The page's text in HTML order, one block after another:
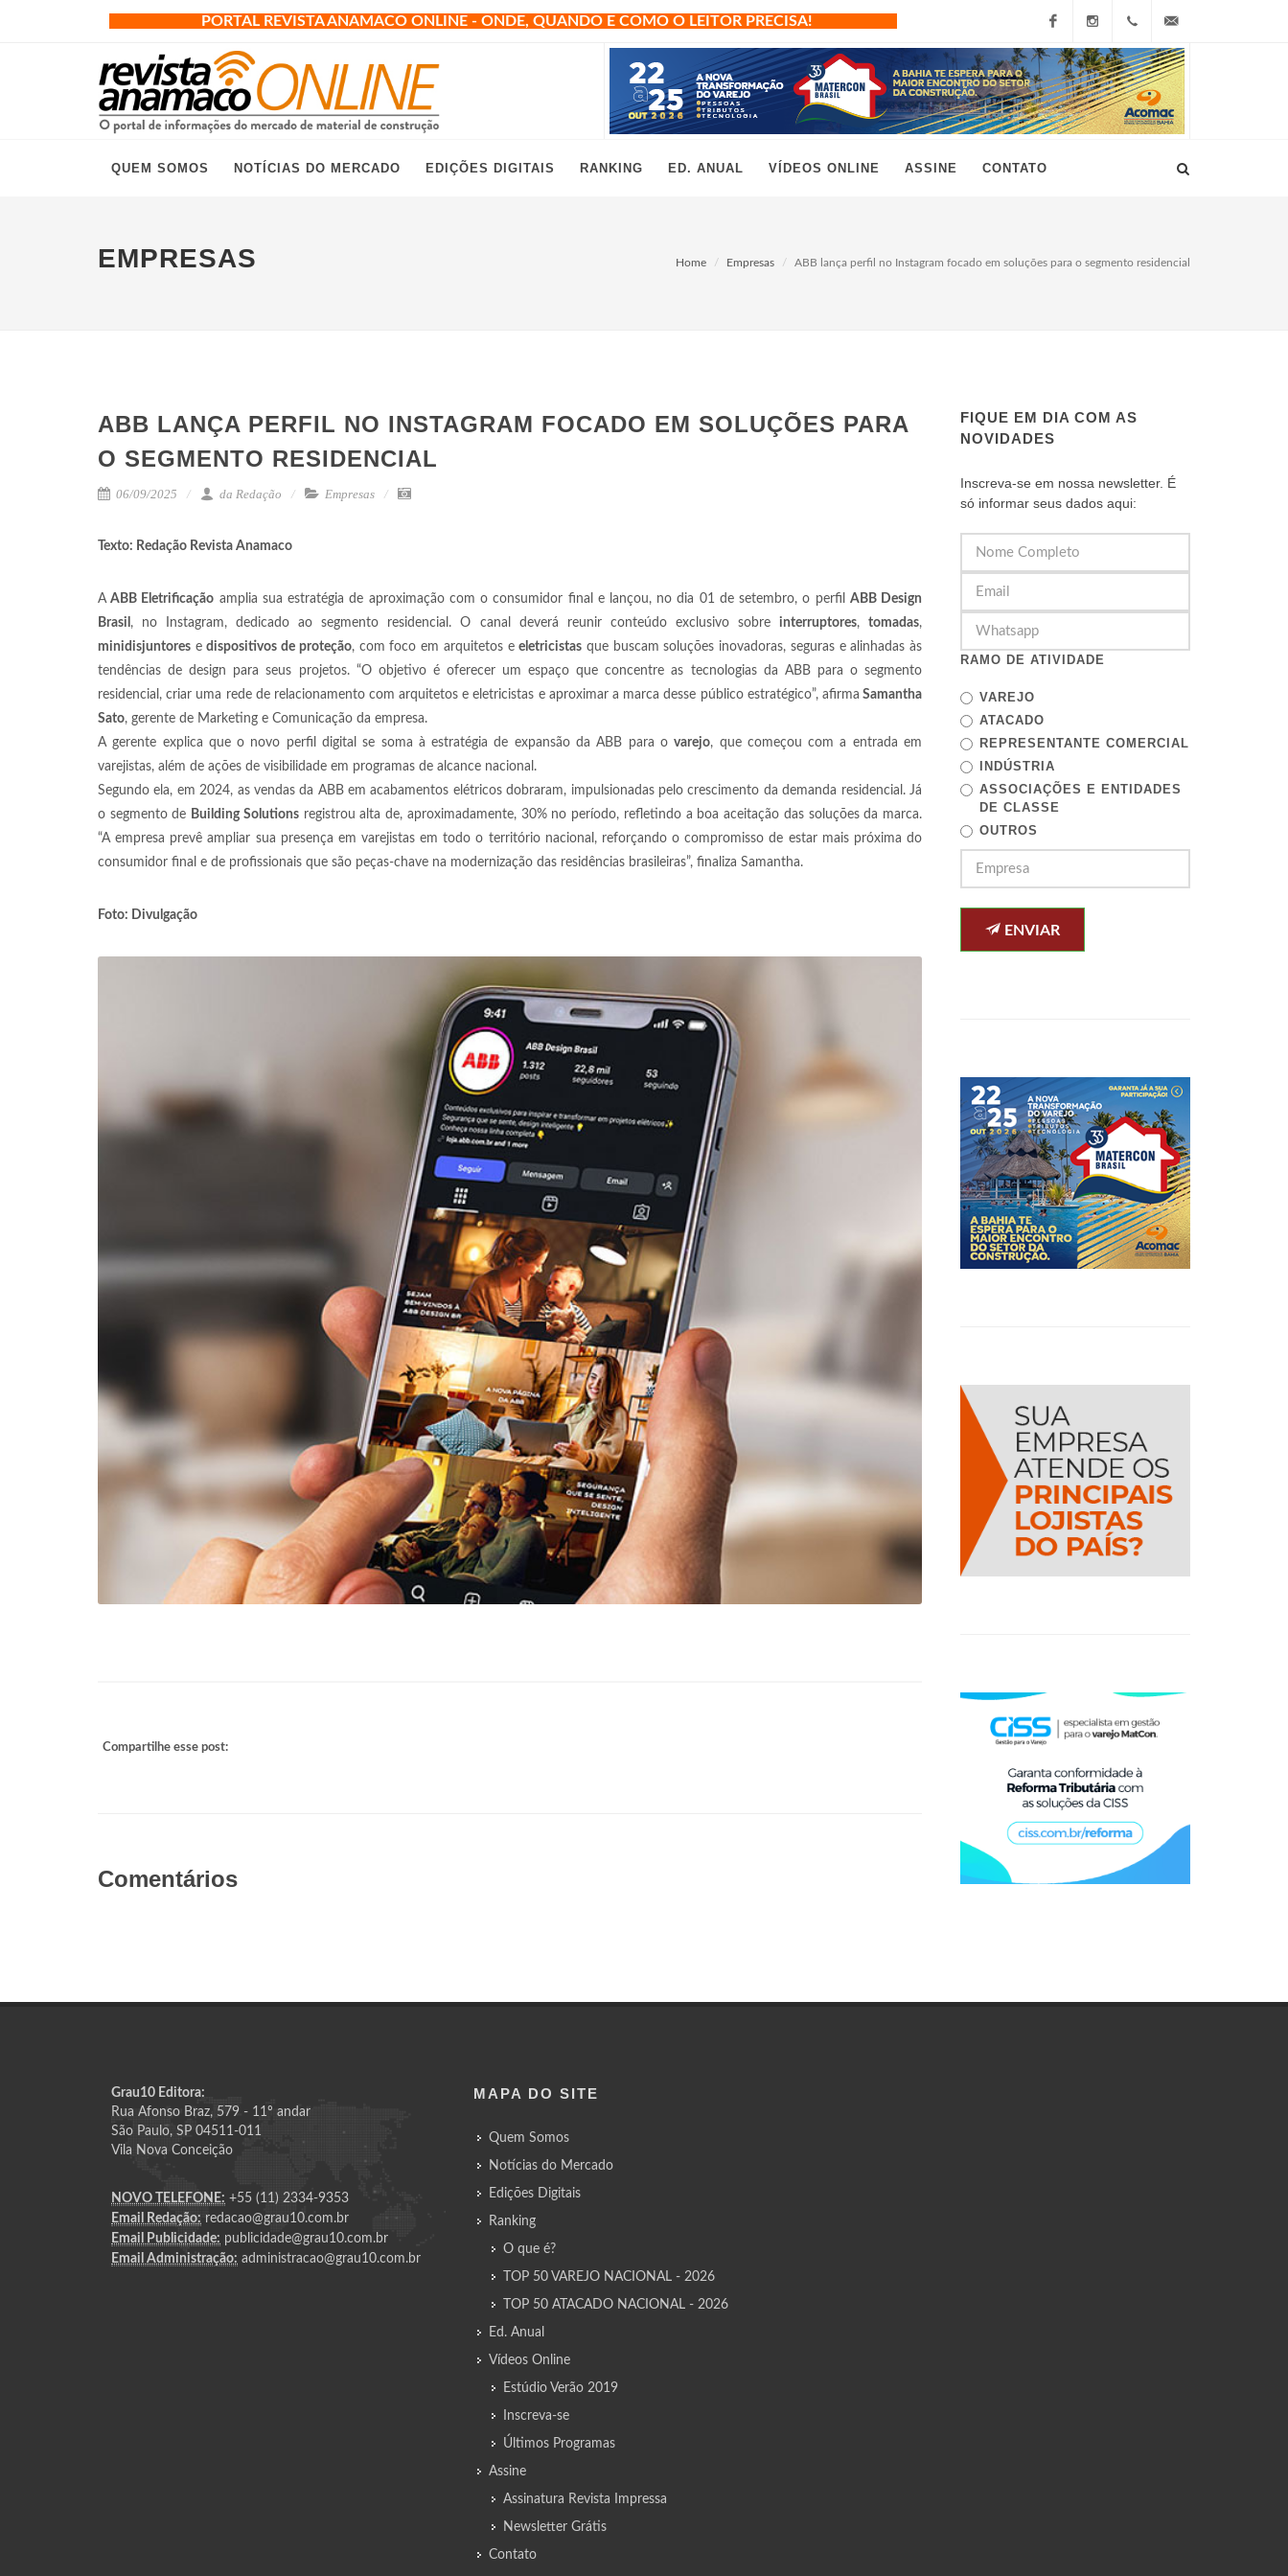
PORTAL REVISTA ANAMACO ONLINE - ONDE, QUANDO E COMO O LEITOR PRECISA!
FacebookInstagram
+55
(11)
grau10@grau10.com.br
QUEM SOMOS NOTÍCIAS DO MERCADO EDIÇÕES DIGITAIS RANKING ED. ANUAL VÍDEOS ONLINE ASSINE CONTATO
EMPRESAS Home Empresas ABB lança perfil no Instagram focado em soluções para o segmento residencial
ABB LANÇA PERFIL NO INSTAGRAM FOCADO EM SOLUÇÕES PARA
O SEGMENTO RESIDENCIAL
06/09/2025 da Redação Empresas
Texto: Redação Revista Anamaco
AABB Eletrificação amplia sua estratégia de aproximação com o consumidor final e lançou, no dia 01 de setembro, o perfil ABB Design
Brasil , no Instagram, dedicado ao segmento residencial. O canal deverá reunir conteúdo exclusivo sobre interruptores,tomadas,
minidisjuntores edispositivos de proteção, com foco em arquitetos eeletricistas que buscam soluções inovadoras, seguras e alinhadas às
tendências de design para seus projetos. “O objetivo é oferecer um espaço que concentre as tecnologias da ABB para o segmento
residencial, criar uma rede de relacionamento com arquitetos e eletricistas e aproximar a marca desse público estratégico”, afirma Samantha
Sato, gerente de Marketing e Comunicação da empresa.
A gerente explica que o novo perfil digital se soma à estratégia de expansão da ABB para ovarejo, que começou com a entrada em
varejistas, além de ações de visibilidade em programas de alcance nacional.
Segundo ela, em 2024, as vendas da ABB em acabamentos elétricos dobraram, impulsionadas pelo crescimento da demanda residencial. Já
o segmento de Building Solutionsregistrou alta de, aproximadamente, 30% no período, refletindo a boa aceitação das soluções da marca.
“A empresa prevê ampliar sua presença em varejistas em todo o território nacional, reforçando o compromisso de estar mais próxima do
consumidor final e de profissionais que são peças-chave na modernização das residências brasileiras”, finaliza Samantha.
Foto: Divulgação
Compartilhe esse post:
Comentários
FIQUE EM DIA COM AS
NOVIDADES
Inscreva-se em nossa newsletter. É
só informar seus dados aqui:
RAMO DE ATIVIDADE
VAREJO
ATACADO
REPRESENTANTE COMERCIAL
INDÚSTRIA
ASSOCIAÇÕES E ENTIDADES
DE CLASSE
OUTROS
ENVIAR
Grau10 Editora:
Rua Afonso Braz, 579 - 11º andar
São Paulo, SP 04511-011
Vila Nova Conceição
NOVO TELEFONE: +55 (11) 2334-9353
Email Redação: redacao@grau10.com.br
Email Publicidade: publicidade@grau10.com.br
Email Administração: administracao@grau10.com.br
MAPA DO SITE
Quem Somos
Notícias do Mercado
Edições Digitais
Ranking
O que é?
TOP 50 VAREJO NACIONAL - 2026
TOP 50 ATACADO NACIONAL - 2026
Ed. Anual
Vídeos Online
Estúdio Verão 2019
Inscreva-se
Últimos Programas
Assine
Assinatura Revista Impressa
Newsletter Grátis
Contato